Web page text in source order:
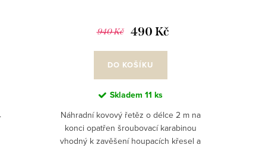
940 Kč 490 Kč
DO KOŠÍKU
Skladem 11 ks
Náhradní kovový řetěz o délce 2 m na
konci opatřen šroubovací karabinou
vhodný k zavěšení houpacích křesel a